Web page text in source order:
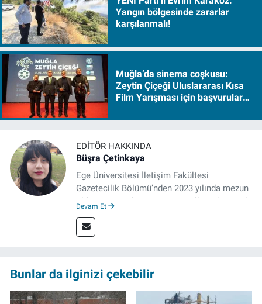
Yangın bölgesinde zararlar
karşılanmalı!
Muğla’da sinema coşkusu:
Zeytin Çiçeği Uluslararası Kısa
Film Yarışması için başvurular
EDITÖR HAKKINDA
Büşra Çetinkaya
Ege Üniversitesi İletişim Fakültesi
Gazetecilik Bölümü’nden 2023 yılında mezun
oldu. Gazeteciliğe üniversite yıllarında çeşitli
Meslek hayatına 2023'te İzmir'de başlayan
gazeteci, halen izgazete.net’te editör olarak
Devam Et
Bunlar da ilginizi çekebilir